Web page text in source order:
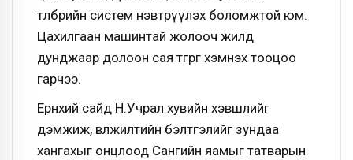
төлбөрийн систем нэвтрүүлэх боломжтой юм.
Цахилгаан машинтай жолооч жилд
дунджаар долоон сая төгрөг хэмнэх тооцоо
гарчээ.
Ерөнхий сайд Н.Учрал хувийн хэвшлийг
дэмжиж, өвөлжилтийн бэлтгэлийг зундаа
хангахыг онцлоод Сангийн яамыг татварын